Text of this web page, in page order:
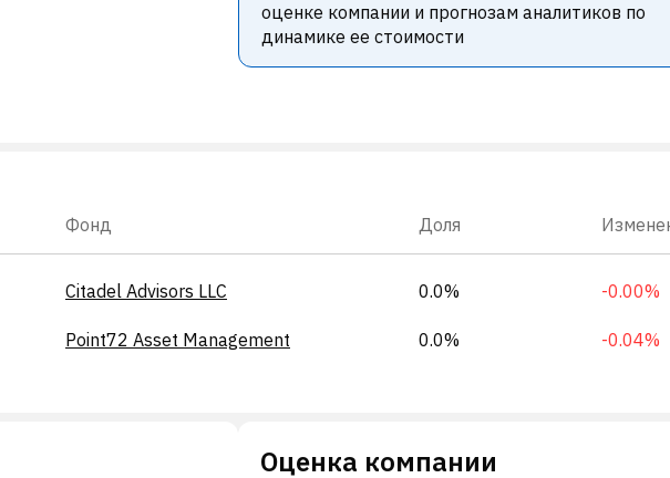
оценке компании и прогнозам аналитиков по
динамике ее стоимости
Фонд Доля
Citadel Advisors LLC 0.0% -0.00%
Point72 Asset Management 0.0% -0.04%
Оценка компании